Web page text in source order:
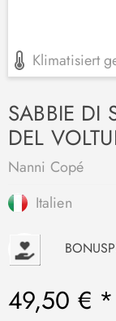
Klimatisiert
SABBIE DI
DEL
Nanni Copé
Italien
P
49,50 € *